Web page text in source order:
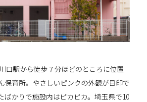
口駅から徒歩７分ほどのところに位置
保育所。やさしいピンクの外観が目印で
ばかりで施設内はピカピカ。埼玉県で10